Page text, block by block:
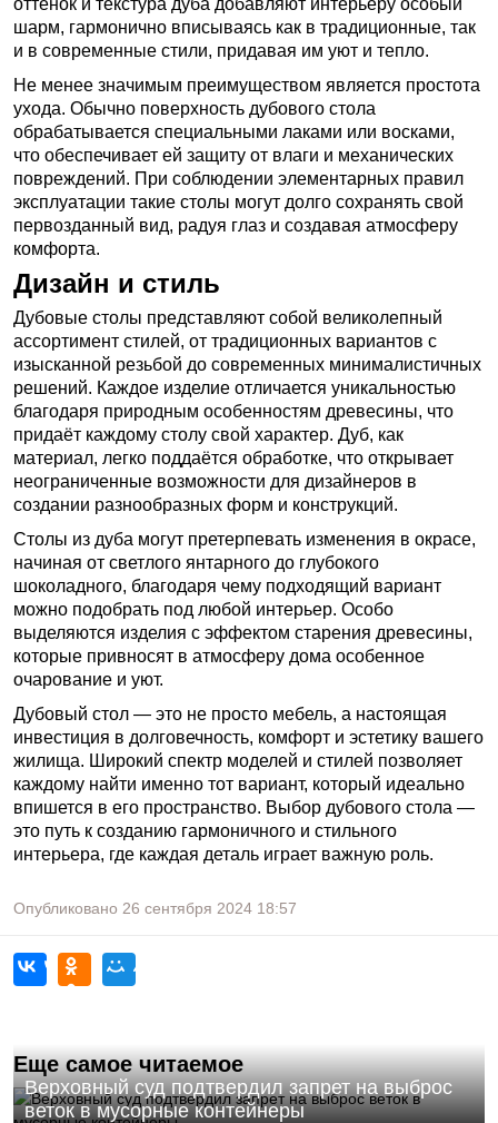
оттенок и текстура дуба добавляют интерьеру особый
шарм, гармонично вписываясь как в традиционные, так
и в современные стили, придавая им уют и тепло.
Не менее значимым преимуществом является простота
ухода. Обычно поверхность дубового стола
обрабатывается специальными лаками или восками,
что обеспечивает ей защиту от влаги и механических
повреждений. При соблюдении элементарных правил
эксплуатации такие столы могут долго сохранять свой
первозданный вид, радуя глаз и создавая атмосферу
комфорта.
Дизайн и стиль
Дубовые столы представляют собой великолепный
ассортимент стилей, от традиционных вариантов с
изысканной резьбой до современных минималистичных
решений. Каждое изделие отличается уникальностью
благодаря природным особенностям древесины, что
придаёт каждому столу свой характер. Дуб, как
материал, легко поддаётся обработке, что открывает
неограниченные возможности для дизайнеров в
создании разнообразных форм и конструкций.
Столы из дуба могут претерпевать изменения в окрасе,
начиная от светлого янтарного до глубокого
шоколадного, благодаря чему подходящий вариант
можно подобрать под любой интерьер. Особо
выделяются изделия с эффектом старения древесины,
которые привносят в атмосферу дома особенное
очарование и уют.
Дубовый стол — это не просто мебель, а настоящая
инвестиция в долговечность, комфорт и эстетику вашего
жилища. Широкий спектр моделей и стилей позволяет
каждому найти именно тот вариант, который идеально
впишется в его пространство. Выбор дубового стола —
это путь к созданию гармоничного и стильного
интерьера, где каждая деталь играет важную роль.
Опубликовано 26 сентября 2024 18:57
Еще самое читаемое
Верховный суд подтвердил запрет на выброс
веток в мусорные контейнеры